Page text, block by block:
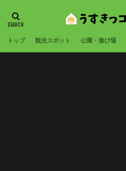
トップ 観光スポット 公園・遊び場